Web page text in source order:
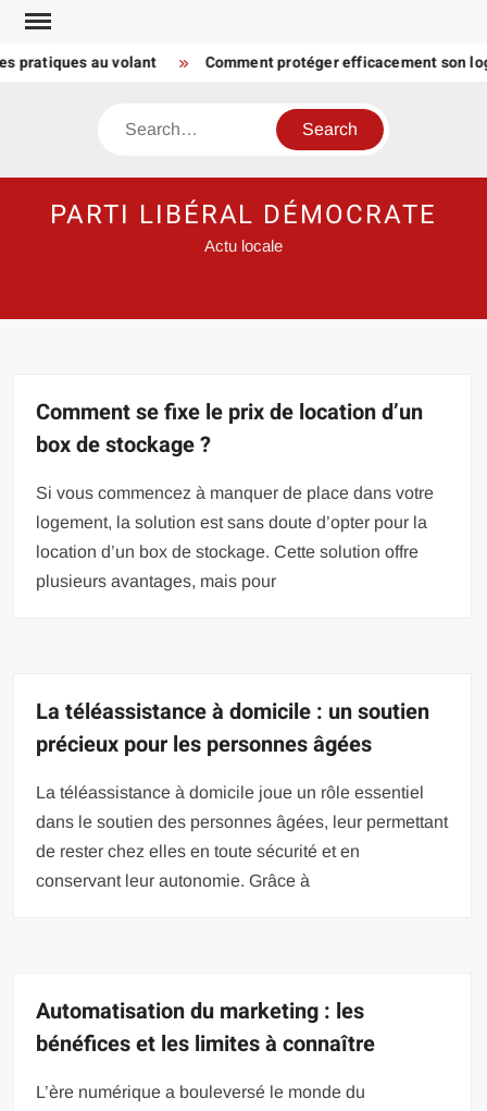
Skip
content au volant Comment protéger efficacement son
Search
PARTI LIBÉRAL DÉMOCRATE
Actu locale
Comment se fixe le prix de location d’un
box de stockage ?
Si vous commencez à manquer de place dans votre
logement, la solution est sans doute d’opter pour la
location d’un box de stockage. Cette solution offre
plusieurs avantages, mais pour
La téléassistance à domicile : un soutien
précieux pour les personnes âgées
La téléassistance à domicile joue un rôle essentiel
dans le soutien des personnes âgées, leur permettant
de rester chez elles en toute sécurité et en
conservant leur autonomie. Grâce à
Automatisation du marketing : les
bénéfices et les limites à connaître
L’ère numérique a bouleversé le monde du